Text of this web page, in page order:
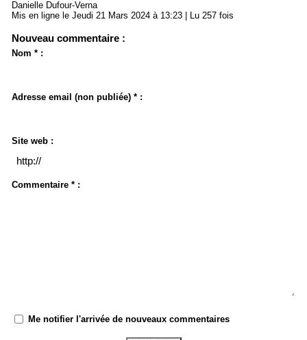
Danielle Dufour-Verna
Mis en ligne le Jeudi 21 Mars 2024 à 13:23 | Lu 257 fois
Nouveau commentaire :
Nom * :
Adresse email (non publiée) * :
Site web :
Commentaire * :
Me notifier l'arrivée de nouveaux commentaires